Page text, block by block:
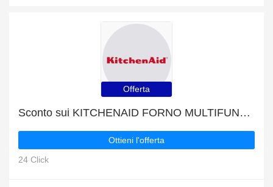
Offerta
Sconto sui KITCHENAID FORNO MULTIFUNZIONE PIROLITICO 60 CM - NOVITÀ KOHSP 60603 + ulteriore 7% di sconto
Ottieni l'offerta
24 Click